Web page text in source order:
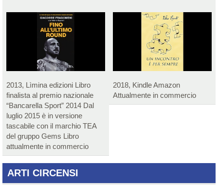
2013, Lìmina edizioni Libro
finalista al premio nazionale
“Bancarella Sport” 2014 Dal
luglio 2015 è in versione
tascabile con il marchio TEA
del gruppo Gems Libro
attualmente in commercio
2018, Kindle Amazon
Attualmente in commercio
ARTI CIRCENSI